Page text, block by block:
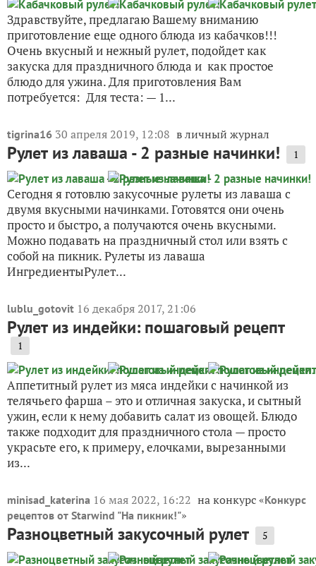
Здравствуйте, предлагаю Вашему вниманию
приготовление еще одного блюда из кабачков!!!
Очень вкусный и нежный рулет, подойдет как
закуска для праздничного блюда и как простое
блюдо для ужина. Для приготовления Вам
потребуется: Для теста: — 1...
tigrina16 30 апреля 2019, 12:08 в личный журнал
Рулет из лаваша - 2 разные начинки! 1
Сегодня я готовлю закусочные рулеты из лаваша с
двумя вкусными начинками. Готовятся они очень
просто и быстро, а получаются очень вкусными.
Можно подавать на праздничный стол или взять с
собой на пикник. Рулеты из лаваша
ИнгредиентыРулет...
lublu_gotovit 16 декабря 2017, 21:06
Рулет из индейки: пошаговый рецепт
1
Аппетитный рулет из мяса индейки с начинкой из
телячьего фарша – это и отличная закуска, и сытный
ужин, если к нему добавить салат из овощей. Блюдо
также подходит для праздничного стола — просто
украсьте его, к примеру, елочками, вырезанными
из...
minisad_katerina 16 мая 2022, 16:22 на конкурс «Конкурс
рецептов от Starwind "На пикник!"»
Разноцветный закусочный рулет 5